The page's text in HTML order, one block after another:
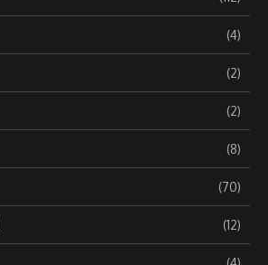
(4)
(2)
(2)
(8)
(70)
(12)